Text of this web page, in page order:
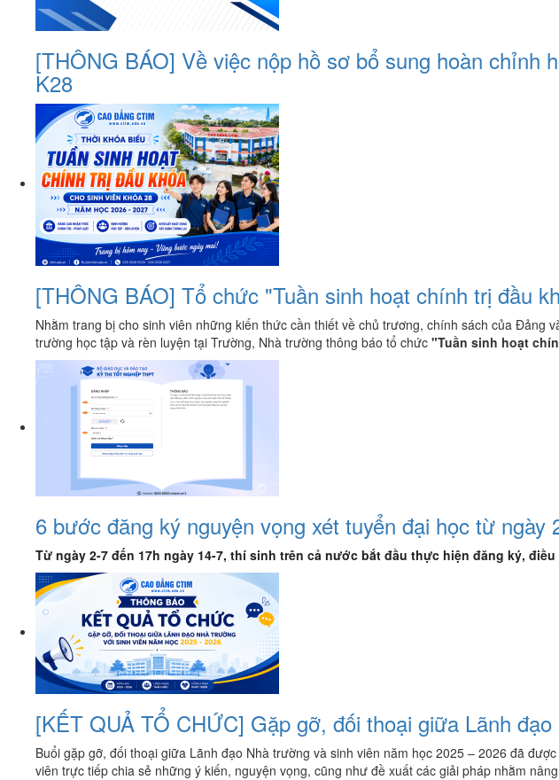
[THÔNG BÁO] Về việc nộp hồ sơ bổ sung hoàn chỉnh
K28
[THÔNG BÁO] Tổ chức "Tuần sinh hoạt chính trị đầu
Nhằm trang bị cho sinh viên những kiến thức cần thiết về chủ trương, chính sách của
trường học tập và rèn luyện tại Trường, Nhà trường thông báo tổ chức "Tuần sinh hoạt
6 bước đăng ký nguyện vọng xét tuyển đại học từ ngày
Từ ngày 2-7 đến 17h ngày 14-7, thí sinh trên cả nước bắt đầu thực hiện đăng ký,
[KẾT QUẢ TỔ CHỨC] Gặp gỡ, đối thoại giữa Lãnh
Buổi gặp gỡ, đối thoại giữa Lãnh đạo Nhà trường và sinh viên năm học 2025 – 2026 đã
viên trực tiếp chia sẻ những ý kiến, nguyện vọng, cũng như đề xuất các giải pháp nhằm